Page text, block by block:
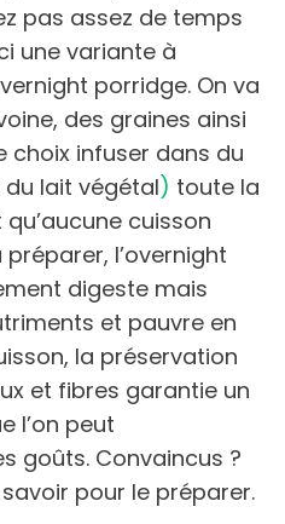
pas assez de temps
une variante à
porridge. On va
des graines ainsi
choix infuser dans du
lait végétal) toute la
qu’aucune cuisson
préparer, l’overnight
digeste mais
et pauvre en
la préservation
et fibres garantie un
l’on peut
goûts. Convaincus ?
pour le préparer.